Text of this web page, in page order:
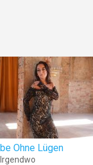
Ohne Lügen
Irgendwo